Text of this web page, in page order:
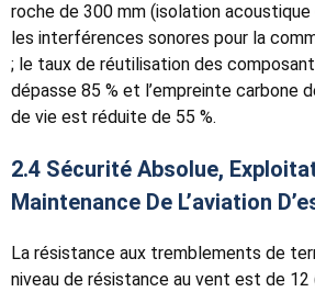
roche de 300 mm (isolation acoustique
les interférences sonores pour la
; le taux de réutilisation des
dépasse 85 % et l’empreinte carbone
de vie est réduite de 55 %.
2.4 Sécurité Absolue,
Maintenance De L’aviation
La résistance aux tremblements de
niveau de résistance au vent est de